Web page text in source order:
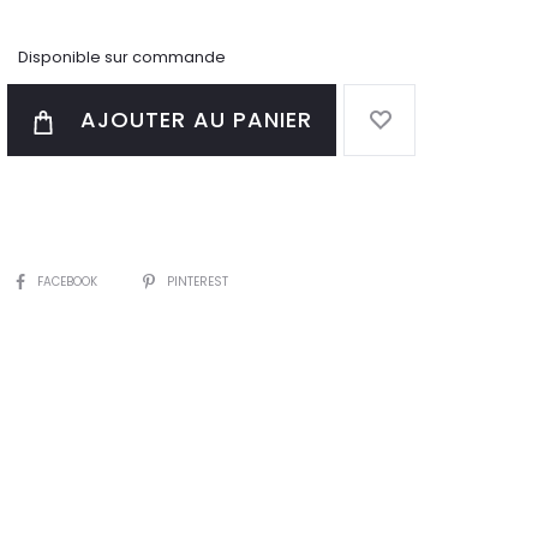
Disponible sur commande
AJOUTER AU PANIER
PARTAGER
FACEBOOK PINTEREST